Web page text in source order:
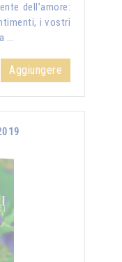
dell’amore:
i vostri
…
Aggiungere